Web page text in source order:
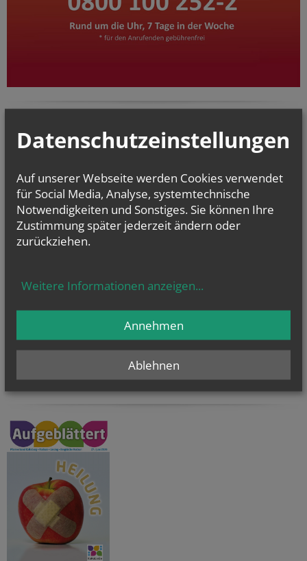
singt "AUFERSTEHEN"
Datenschutzeinstellungen
Auf unserer Webseite werden Cookies verwendet
für Social Media, Analyse, systemtechnische
Notwendigkeiten und Sonstiges. Sie können Ihre
Zustimmung später jederzeit ändern oder
zurückziehen.
Weitere Informationen anzeigen...
Ablehnen
Annehmen